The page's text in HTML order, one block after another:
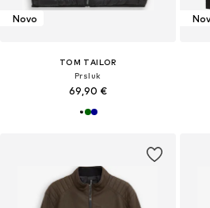
Novo
TOM TAILOR
Prsluk
69,90 €